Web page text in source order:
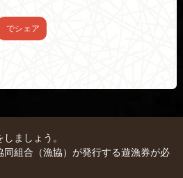
でシェア
ましょう。
組合（漁協）が発行する遊漁券が必